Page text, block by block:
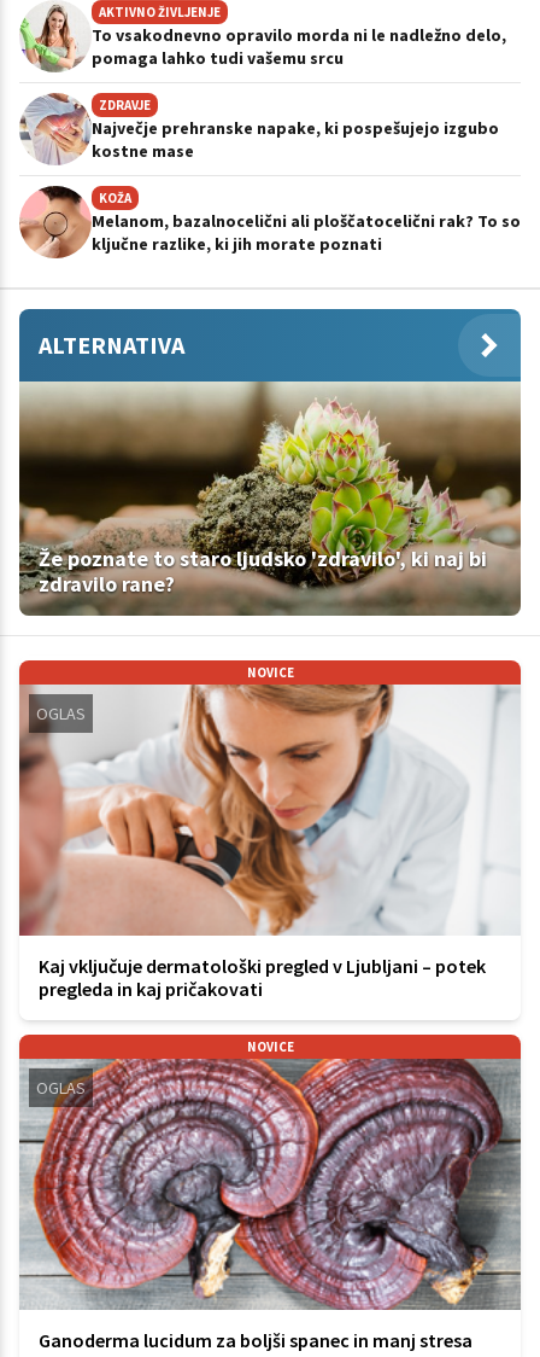
AKTIVNO ŽIVLJENJE
To vsakodnevno opravilo morda ni le nadležno delo,
pomaga lahko tudi vašemu srcu
ZDRAVJE
Največje prehranske napake, ki pospešujejo izgubo
kostne mase
KOŽA
Melanom, bazalnocelični ali ploščatocelični rak? To so
ključne razlike, ki jih morate poznati
ALTERNATIVA
Že poznate to staro ljudsko 'zdravilo', ki naj bi
zdravilo rane?
NOVICE
OGLAS
Kaj vključuje dermatološki pregled v Ljubljani – potek
pregleda in kaj pričakovati
NOVICE
OGLAS
Ganoderma lucidum za boljši spanec in manj stresa